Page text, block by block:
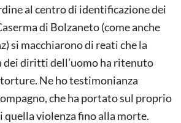
al centro di identificazione dei
di Bolzaneto (come anche
si macchiarono di reati che la
dei diritti dell’uomo ha ritenuto
Ne ho testimonianza
che ha portato sul proprio
quella violenza fino alla morte.